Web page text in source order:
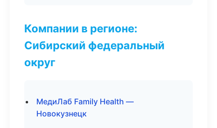
Компании в регионе:
Сибирский федеральный
округ
МедиЛаб Family Health —
Новокузнецк